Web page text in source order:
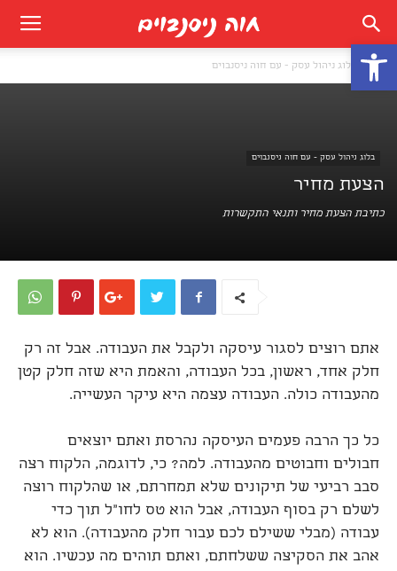
פתח סרגל נגישות
בית בלוג ניהול עסק - עם חוה ניסנבוים
בלוג ניהול עסק - עם חוה ניסנבוים
הצעת מחיר
כתיבת הצעת מחיר ותנאי התקשרות
אתם רוצים לסגור עיסקה ולקבל את העבודה. אבל זה רק
חלק אחד, ראשון, בכל העבודה, והאמת היא שזה חלק קטן
מהעבודה כולה. העבודה עצמה היא עיקר העשייה.
כל כך הרבה פעמים העיסקה נהרסת ואתם יוצאים
חבולים וחבוטים מהעבודה. למה? כי, לדוגמה, הלקוח רצה
סבב רביעי של תיקונים שלא תמחרתם, או שהלקוח רוצה
לשלם רק בסוף העבודה, אבל הוא טס לחו"ל תוך כדי
עבודה (מבלי ששילם לכם עבור חלק מהעבודה). הוא לא
אהב את הסקיצה ששלחתם, ואתם תוהים מה עכשיו. הוא